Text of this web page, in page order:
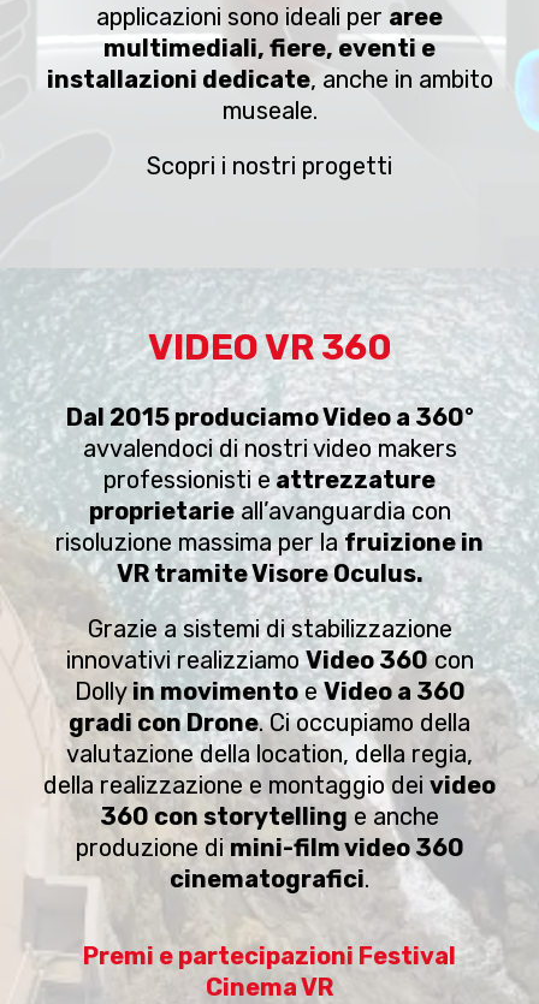
applicazioni sono ideali per aree
multimediali, fiere, eventi e
installazioni dedicate, anche in ambito
museale.
Scopri i nostri progetti
VIDEO VR 360
Dal 2015 produciamo Video a 360°
avvalendoci di nostri video makers
professionisti eattrezzature
proprietarieall’avanguardia con
risoluzione massima per lafruizione in
VR tramite Visore Oculus.
Grazie a sistemi di stabilizzazione
innovativi realizziamoVideo 360con
Dolly in movimentoeVideo a 360
gradi con Drone. Ci occupiamo della
valutazione della location, della regia,
della realizzazione e montaggio dei video
360 con storytelling e anche
produzione dimini-film video 360
cinematografici.
Premi e partecipazioni Festival
Cinema VR